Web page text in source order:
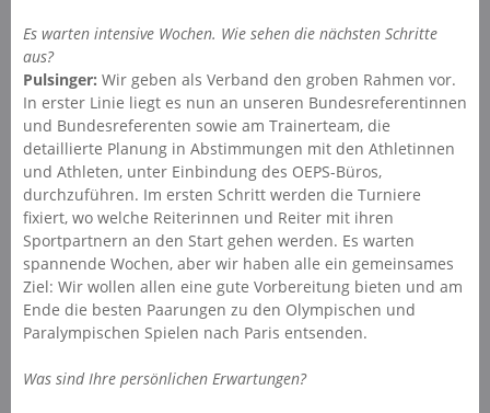
Es warten intensive Wochen. Wie sehen die nächsten Schritte
aus?
Pulsinger: Wir geben als Verband den groben Rahmen vor.
In erster Linie liegt es nun an unseren Bundesreferentinnen
und Bundesreferenten sowie am Trainerteam, die
detaillierte Planung in Abstimmungen mit den Athletinnen
und Athleten, unter Einbindung des OEPS-Büros,
durchzuführen. Im ersten Schritt werden die Turniere
fixiert, wo welche Reiterinnen und Reiter mit ihren
Sportpartnern an den Start gehen werden. Es warten
spannende Wochen, aber wir haben alle ein gemeinsames
Ziel: Wir wollen allen eine gute Vorbereitung bieten und am
Ende die besten Paarungen zu den Olympischen und
Paralympischen Spielen nach Paris entsenden.
Was sind Ihre persönlichen Erwartungen?